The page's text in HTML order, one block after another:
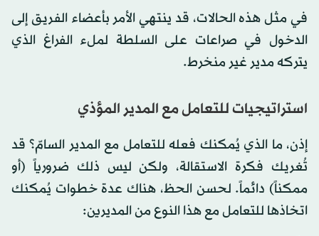
في مثل هذه الحالات، قد ينتهي الأمر بأعضاء الفريق إلى
الدخول في صراعات على السلطة لملء الفراغ الذي
يتركه مدير غير منخرط.
استراتيجيات للتعامل مع المدير المؤذي
إذن، ما الذي يُمكنك فعله للتعامل مع المدير السامّ؟ قد
تُغريك فكرة الاستقالة، ولكن ليس ذلك ضرورياً (أو
ممكناً) دائماً. لحسن الحظ، هناك عدة خطوات يُمكنك
اتخاذها للتعامل مع هذا النوع من المديرين: